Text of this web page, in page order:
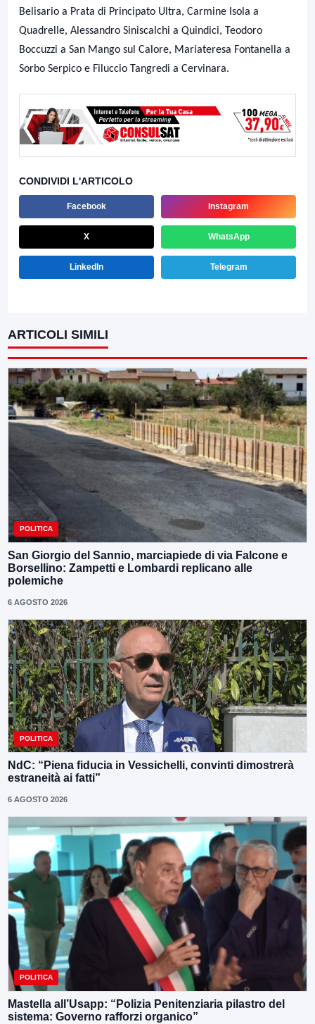
Belisario a Prata di Principato Ultra, Carmine Isola a
Quadrelle, Alessandro Siniscalchi a Quindici, Teodoro
Boccuzzi a San Mango sul Calore, Mariateresa Fontanella a
Sorbo Serpico e Filuccio Tangredi a Cervinara.
CONDIVIDI L'ARTICOLO
Facebook Instagram
X WhatsApp
LinkedIn Telegram
ARTICOLI SIMILI
POLITICA
San Giorgio del Sannio, marciapiede di via Falcone e
Borsellino: Zampetti e Lombardi replicano alle
polemiche
6 AGOSTO 2026
POLITICA
NdC: “Piena fiducia in Vessichelli, convinti dimostrerà
estraneità ai fatti”
6 AGOSTO 2026
POLITICA
Mastella all’Usapp: “Polizia Penitenziaria pilastro del
sistema: Governo rafforzi organico”